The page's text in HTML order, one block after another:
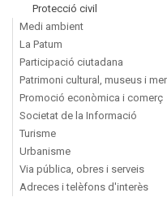
Protecció civil
Medi ambient
La Patum
Participació ciutadana
Patrimoni cultural, museus i
Promoció econòmica i comerç
Societat de la Informació
Turisme
Urbanisme
Via pública, obres i serveis
Adreces i telèfons d'interès